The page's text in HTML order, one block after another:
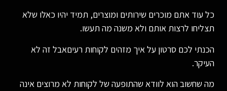
כל עוד אתם מוכרים שירותים ומוצרים, תמיד יהיו כאלו שלא
תצליחו לרצות אותם ולא משנה מה תעשו.
הכנתי לכם סרטון על איך מזהים לקוחות רעיםאבל זה לא
העיקר.
מה שחשוב הוא לוודא שהתופעה של לקוחות לא מרוצים אינה